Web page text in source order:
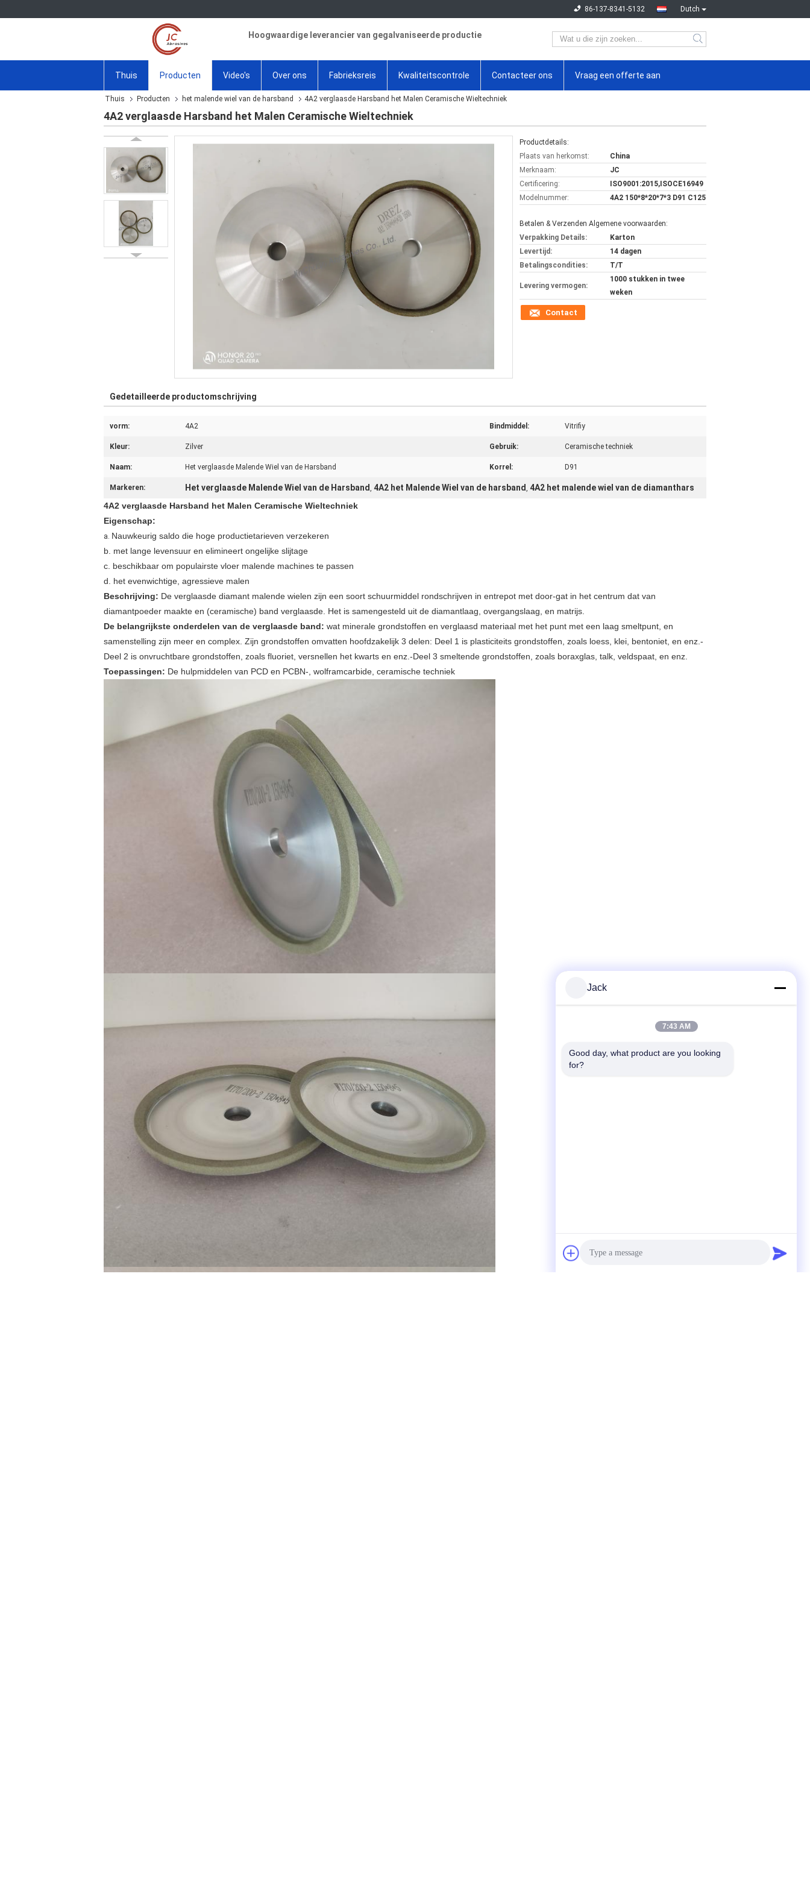
Dutch
86-137-8341-5132
Hoogwaardige leverancier van gegalvaniseerde productie
Thuis Producten Video's Over ons Fabrieksreis Kwaliteitscontrole Contacteer ons Vraag een offerte aan
Thuis Producten het malende wiel van de harsband 4A2 verglaasde Harsband het Malen Ceramische Wieltechniek
4A2 verglaasde Harsband het Malen Ceramische Wieltechniek
Productdetails:
Plaats van herkomst:
China
Merknaam:
JC
Certificering:
ISO9001:2015,ISOCE16949
Modelnummer:
4A2 150*8*20*7*3 D91 C125
Betalen & Verzenden Algemene voorwaarden:
Verpakking Details:
Karton
Levertijd:
14 dagen
Betalingscondities:
T/T
Levering vermogen:
1000 stukken in twee
weken
Contact
Gedetailleerde productomschrijving
vorm: 4A2 Bindmiddel: Vitrifiy
Kleur: Zilver Gebruik: Ceramische techniek
Naam: Het verglaasde Malende Wiel van de Harsband Korrel: D91
Markeren: Het verglaasde Malende Wiel van de Harsband , 4A2 het Malende Wiel van de harsband , 4A2 het malende wiel van de diamanthars
4A2 verglaasde Harsband het Malen Ceramische Wieltechniek
Eigenschap:
a. Nauwkeurig saldo die hoge productietarieven verzekeren
b. met lange levensuur en elimineert ongelijke slijtage
c. beschikbaar om populairste vloer malende machines te passen
d. het evenwichtige, agressieve malen
Beschrijving: De verglaasde diamant malende wielen zijn een soort schuurmiddel rondschrijven in entrepot met door-gat in het centrum dat van
diamantpoeder maakte en (ceramische) band verglaasde. Het is samengesteld uit de diamantlaag, overgangslaag, en matrijs.
De belangrijkste onderdelen van de verglaasde band: wat minerale grondstoffen en verglaasd materiaal met het punt met een laag smeltpunt, en
samenstelling zijn meer en complex. Zijn grondstoffen omvatten hoofdzakelijk 3 delen: Deel 1 is plasticiteits grondstoffen, zoals loess, klei, bentoniet, en enz.-
Deel 2 is onvruchtbare grondstoffen, zoals fluoriet, versnellen het kwarts en enz.-Deel 3 smeltende grondstoffen, zoals boraxglas, talk, veldspaat, en enz.
Toepassingen: De hulpmiddelen van PCD en PCBN-, wolframcarbide, ceramische techniek
Jack
7:43 AM
Good day, what product are you looking
for?